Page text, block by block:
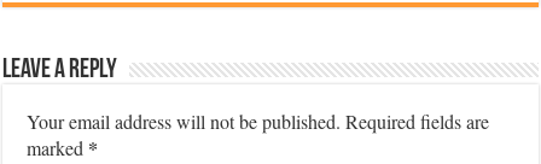
Leave a Reply
Your email address will not be published. Required fields are
marked *